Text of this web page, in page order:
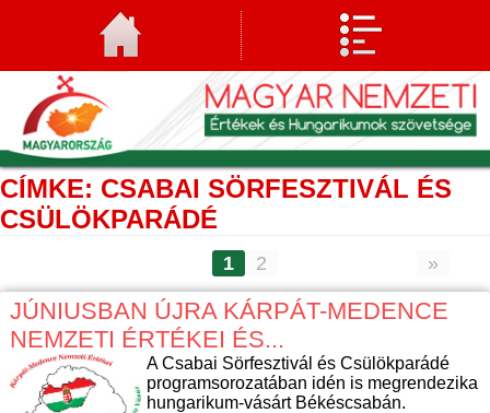
CÍMKE: CSABAI SÖRFESZTIVÁL ÉS
CSÜLÖKPARÁDÉ
1 2 »
JÚNIUSBAN ÚJRA KÁRPÁT-MEDENCE
NEMZETI ÉRTÉKEI ÉS...
A Csabai Sörfesztivál és Csülökparádé
programsorozatában idén is megrendezika
hungarikum-vásárt Békéscsabán.